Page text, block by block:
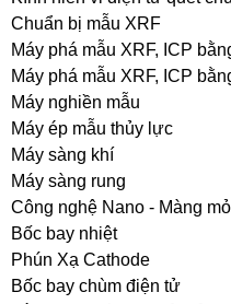
Chuẩn bị mẫu XRF
Máy phá mẫu XRF, ICP
Máy phá mẫu XRF, ICP
Máy nghiền mẫu
Máy ép mẫu thủy lực
Máy sàng khí
Máy sàng rung
Công nghệ Nano - Màng
Bốc bay nhiệt
Phún Xạ Cathode
Bốc bay chùm điện tử